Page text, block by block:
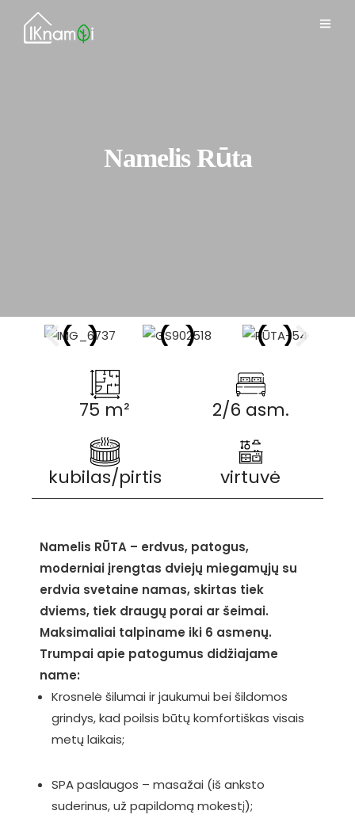
Namelis Rūta
75 m² 2/6 asm.
kubilas/pirtis virtuvė
Namelis RŪTA – erdvus, patogus,
moderniai įrengtas dviejų miegamųjų su
erdvia svetaine namas, skirtas tiek
dviems, tiek draugų porai ar šeimai.
Maksimaliai talpiname iki 6 asmenų.
Trumpai apie patogumus didžiajame
name:
Krosnelė šilumai ir jaukumui bei šildomos
grindys, kad poilsis būtų komfortiškas visais
metų laikais;
SPA paslaugos – masažai (iš anksto
suderinus, už papildomą mokestį);